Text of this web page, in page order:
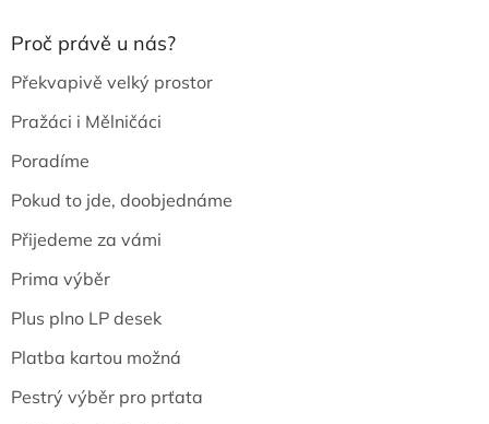
Proč právě u nás?
Překvapivě velký prostor
Pražáci i Mělničáci
Poradíme
Pokud to jde, doobjednáme
Přijedeme za vámi
Prima výběr
Plus plno LP desek
Platba kartou možná
Pestrý výběr pro prťata